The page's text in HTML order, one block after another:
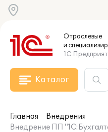
Отраслевые
и
Каталог
Главная
Внедрения
Внедрение ПП